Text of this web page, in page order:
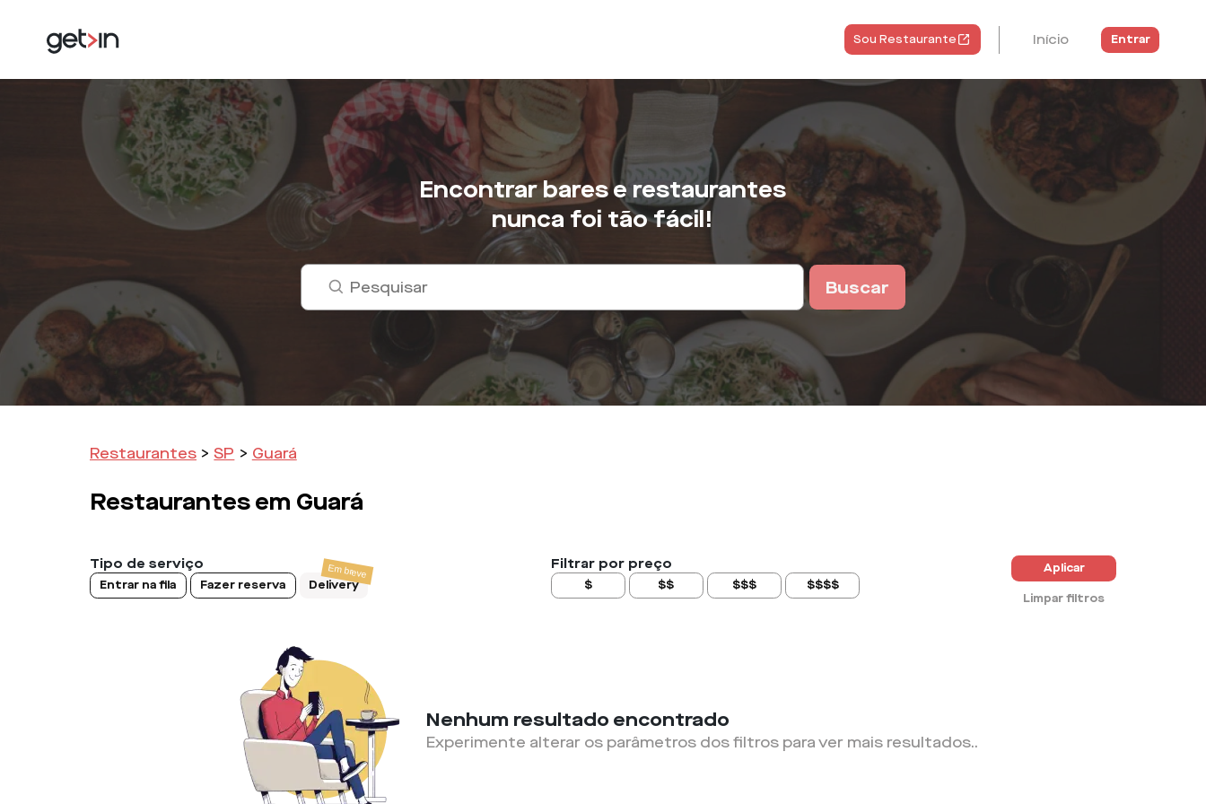
Sou Restaurante Início Entrar
Encontrar bares e restaurantes
nunca foi tão fácil!
Buscar
Restaurantes > SP > Guará
Restaurantes em Guará
Tipo de serviço
Entrar na fila Fazer reserva Delivery
Filtrar por preço
$ $$ $$$ $$$$
Aplicar
Limpar filtros
Nenhum resultado encontrado
Experimente alterar os parâmetros dos filtros para ver mais resultados..